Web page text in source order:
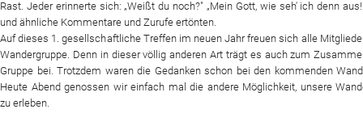
Rast. Jeder erinnerte sich: „Weißt du noch?" „Mein Gott, wie seh' ich denn
und ähnliche Kommentare und Zurufe ertönten.
Auf dieses 1. gesellschaftliche Treffen im neuen Jahr freuen sich alle
Wandergruppe. Denn in dieser völlig anderen Art trägt es auch zum
Gruppe bei. Trotzdem waren die Gedanken schon bei den kommenden
Heute Abend genossen wir einfach mal die andere Möglichkeit, unsere
zu erleben.